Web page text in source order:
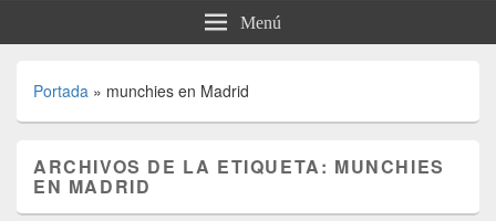
Menú
Portada » munchies en Madrid
ARCHIVOS DE LA ETIQUETA: MUNCHIES
EN MADRID